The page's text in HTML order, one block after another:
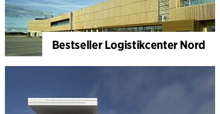
Bestseller Logistikcenter Nord